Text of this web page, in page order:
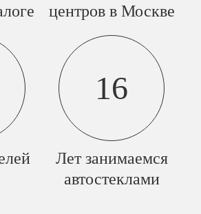
центров в Москве
16
Лет занимаемся
автостеклами